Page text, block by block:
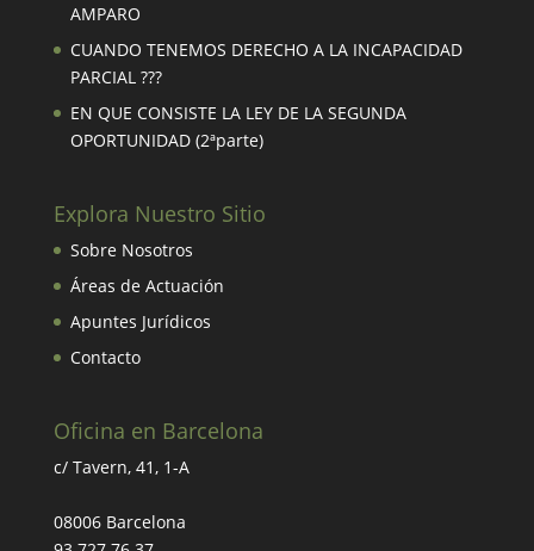
AMPARO
CUANDO TENEMOS DERECHO A LA INCAPACIDAD
PARCIAL ???
EN QUE CONSISTE LA LEY DE LA SEGUNDA
OPORTUNIDAD (2ªparte)
Explora Nuestro Sitio
Sobre Nosotros
Áreas de Actuación
Apuntes Jurídicos
Contacto
Oficina en Barcelona
c/ Tavern, 41, 1-A
08006 Barcelona